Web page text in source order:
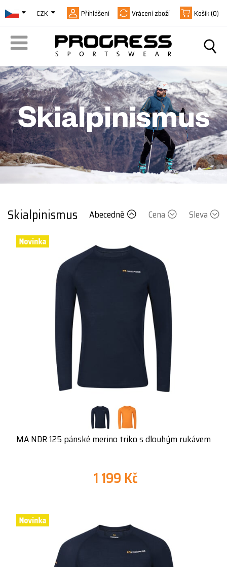
CZK Přihlášení Vrácení zboží Košík(0)
Skialpinismus
Skialpinismus Abecedně Cena Sleva
MA NDR 125 pánské merino triko s dlouhým rukávem
1 199 Kč